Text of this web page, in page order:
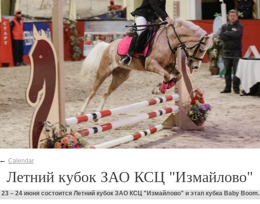
← Calendar
Летний кубок ЗАО КСЦ "Измайлово"
23 – 24 июня состоится Летний кубок ЗАО КСЦ "Измайлово" и этап кубка Baby Boom.